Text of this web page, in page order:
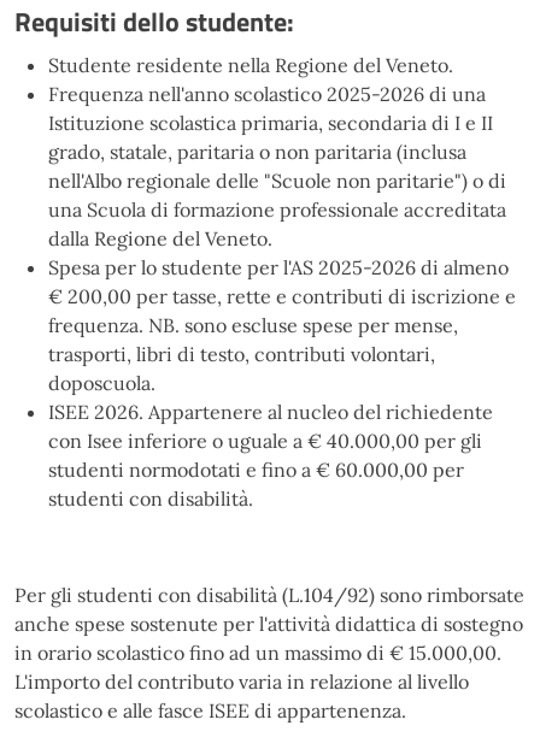
Requisiti dello studente:
Studente residente nella Regione del Veneto.
Frequenza nell'anno scolastico 2025-2026 di una
Istituzione scolastica primaria, secondaria di I e II
grado, statale, paritaria o non paritaria (inclusa
nell'Albo regionale delle "Scuole non paritarie") o di
una Scuola di formazione professionale accreditata
dalla Regione del Veneto.
Spesa per lo studente per l'AS 2025-2026 di almeno
€ 200,00 per tasse, rette e contributi di iscrizione e
frequenza. NB. sono escluse spese per mense,
trasporti, libri di testo, contributi volontari,
doposcuola.
ISEE 2026. Appartenere al nucleo del richiedente
con Isee inferiore o uguale a € 40.000,00 per gli
studenti normodotati e fino a € 60.000,00 per
studenti con disabilità.
Per gli studenti con disabilità (L.104/92) sono rimborsate
anche spese sostenute per l'attività didattica di sostegno
in orario scolastico fino ad un massimo di € 15.000,00.
L'importo del contributo varia in relazione al livello
scolastico e alle fasce ISEE di appartenenza.